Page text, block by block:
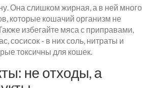
Она слишком жирная, а в ней много
которые кошачий организм не
избегайте мяса с приправами,
сосисок - в них соль, нитраты и
токсичны для кошек.
не отходы, а